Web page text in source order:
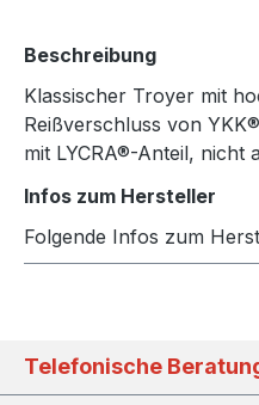
Beschreibung
Klassischer Troyer mit
Reißverschluss von
mit LYCRA®-Anteil,
Infos zum Hersteller
Folgende Infos zum
Telefonische